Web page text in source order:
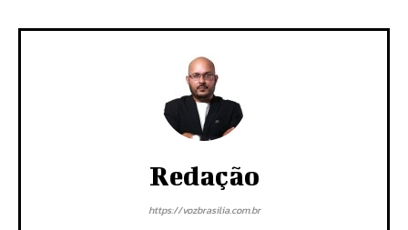
Redação
https://vozbrasilia.com.br